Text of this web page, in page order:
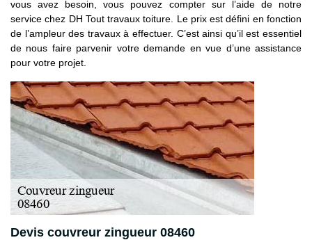
vous avez besoin, vous pouvez compter sur l’aide de notre
service chez DH Tout travaux toiture. Le prix est défini en fonction
de l’ampleur des travaux à effectuer. C’est ainsi qu’il est essentiel
de nous faire parvenir votre demande en vue d’une assistance
pour votre projet.
Devis couvreur zingueur 08460